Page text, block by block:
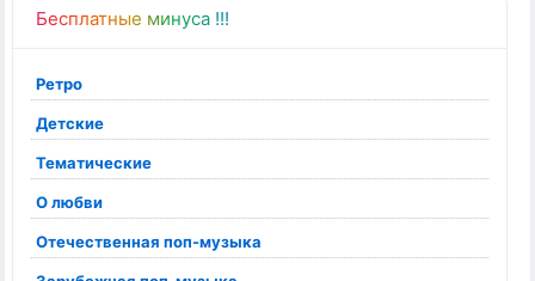
Бесплатные минуса !!!
Ретро
Детские
Тематические
О любви
Отечественная поп-музыка